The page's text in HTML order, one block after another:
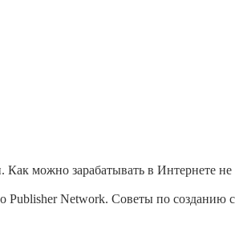
можно зарабатывать в Интернете не
Network. Советы по созданию